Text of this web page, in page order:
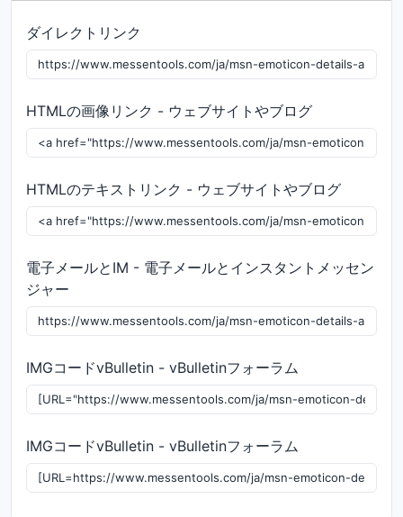
ダイレクトリンク
HTMLの画像リンク - ウェブサイトやブログ
HTMLのテキストリンク - ウェブサイトやブログ
電子メールとIM - 電子メールとインスタントメッセン
ジャー
IMGコードvBulletin - vBulletinフォーラム
IMGコードvBulletin - vBulletinフォーラム